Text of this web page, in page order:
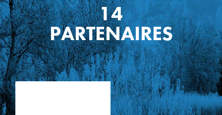
14
PARTENAIRES